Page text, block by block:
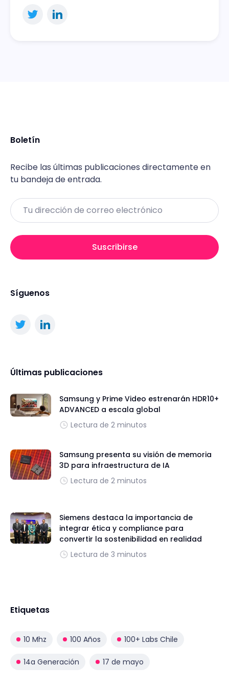
Boletín
Recibe las últimas publicaciones directamente en
tu bandeja de entrada.
Email
Suscribirse
Síguenos
Últimas publicaciones
Samsung y Prime Video estrenarán HDR10+
ADVANCED a escala global
Lectura de 2 minutos
Samsung presenta su visión de memoria
3D para infraestructura de IA
Lectura de 2 minutos
Siemens destaca la importancia de
integrar ética y compliance para
convertir la sostenibilidad en realidad
Lectura de 3 minutos
Etiquetas
10 Mhz 100 Años 100+ Labs Chile
14a Generación 17 de mayo